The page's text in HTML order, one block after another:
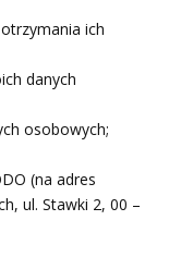
ich
danych
osobowych;
(na adres
ul. Stawki 2, 00 –